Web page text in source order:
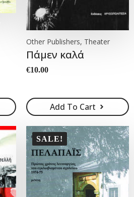
Other Publishers, Theater
Πάμεν καλά
€10.00
Add To Cart
SALE!